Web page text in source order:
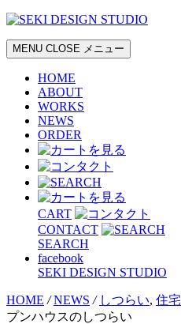
MENU CLOSE メニュー
HOME
ABOUT
WORKS
NEWS
ORDER
CART
CONTACT
SEARCH
facebook
SEKI DESIGN STUDIO
HOME / NEWS / しつらい, 住宅
プンハウスのしつらい